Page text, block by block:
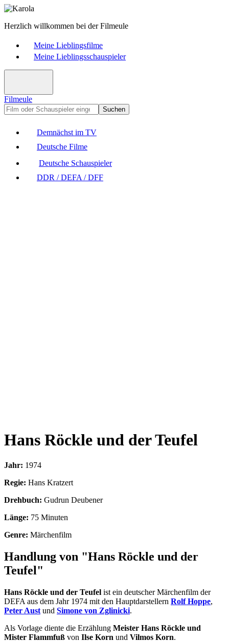
Herzlich willkommen bei der Filmeule
Meine Lieblingsfilme
Meine Lieblingsschauspieler
Filmeule
Suchen
Demnächst im TV
Deutsche Filme
Deutsche Schauspieler
DDR / DEFA / DFF
Hans Röckle und der Teufel
Jahr: 1974
Regie: Hans Kratzert
Drehbuch: Gudrun Deubener
Länge: 75 Minuten
Genre: Märchenfilm
Handlung von "Hans Röckle und der
Teufel"
Hans Röckle und der Teufel ist ein deutscher Märchenfilm der
DEFA aus dem Jahr 1974 mit den Hauptdarstellern Rolf Hoppe,
Peter Aust und Simone von Zglinicki.
Als Vorlage diente die Erzählung Meister Hans Röckle und
Mister Flammfuß von Ilse Korn und Vilmos Korn.